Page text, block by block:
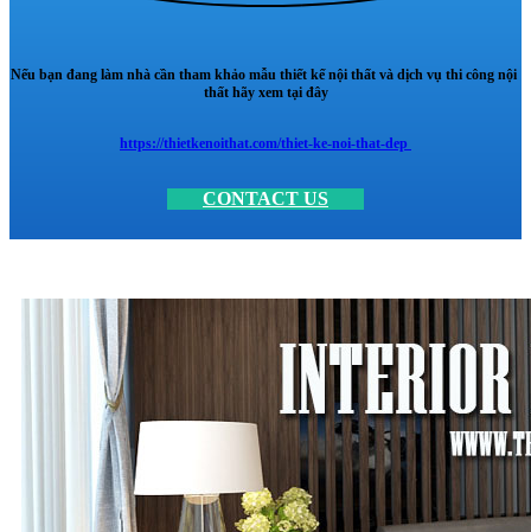
Nếu bạn đang làm nhà cần tham khảo mẫu thiết kế nội thất và dịch vụ thi công nội
thất hãy xem tại đây
https://thietkenoithat.com/thiet-ke-noi-that-dep
CONTACT US